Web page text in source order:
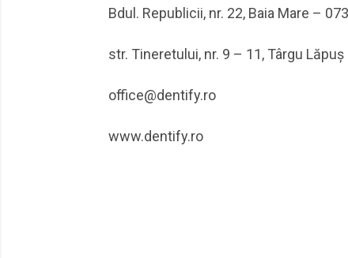
Bdul. Republicii, nr. 22, Baia Mare –
str. Tineretului, nr. 9 – 11, Târgu
office@dentify.ro
www.dentify.ro